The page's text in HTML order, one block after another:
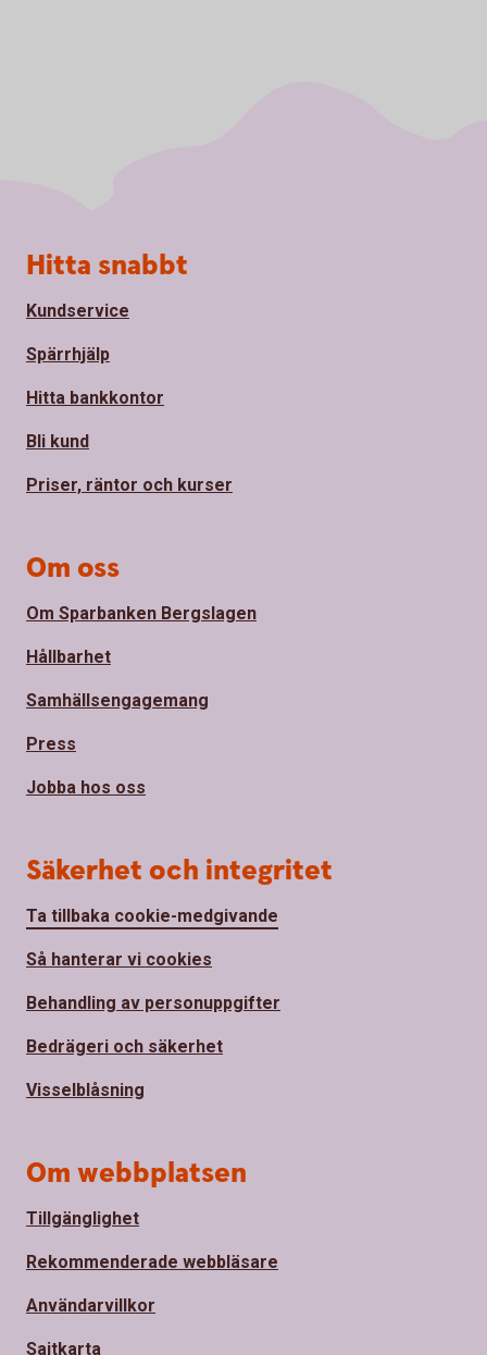
Sidfot
Hitta snabbt
Kundservice
Spärrhjälp
Hitta bankkontor
Bli kund
Priser, räntor och kurser
Om oss
Om Sparbanken Bergslagen
Hållbarhet
Samhällsengagemang
Press
Jobba hos oss
Säkerhet och integritet
Ta tillbaka cookie-medgivande
Så hanterar vi cookies
Behandling av personuppgifter
Bedrägeri och säkerhet
Visselblåsning
Om webbplatsen
Tillgänglighet
Rekommenderade webbläsare
Användarvillkor
Sajtkarta